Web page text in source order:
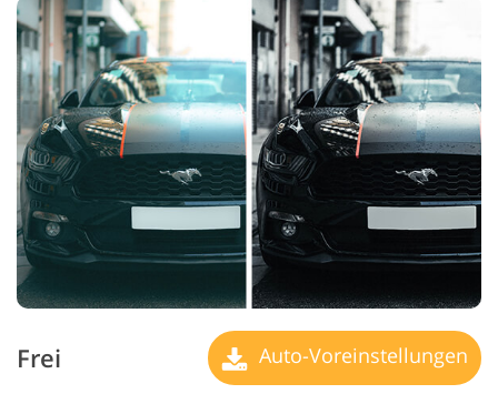
Frei Auto-Voreinstellungen